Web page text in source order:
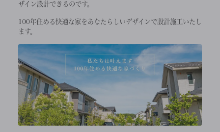
ザイン設計できるのです。
100年住める快適な家をあなたらしいデザインで設計施工いたし
ます。